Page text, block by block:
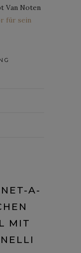
Van Noten
für sein
A-
MIT